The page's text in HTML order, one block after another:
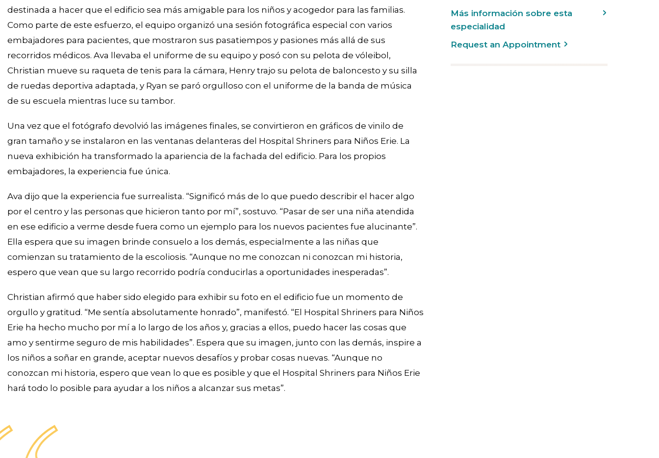
destinada a hacer que el edificio sea más amigable para los niños y acogedor para las familias.
Como parte de este esfuerzo, el equipo organizó una sesión fotográfica especial con varios
embajadores para pacientes, que mostraron sus pasatiempos y pasiones más allá de sus
recorridos médicos. Ava llevaba el uniforme de su equipo y posó con su pelota de vóleibol,
Christian mueve su raqueta de tenis para la cámara, Henry trajo su pelota de baloncesto y su silla
de ruedas deportiva adaptada, y Ryan se paró orgulloso con el uniforme de la banda de música
de su escuela mientras luce su tambor.
Una vez que el fotógrafo devolvió las imágenes finales, se convirtieron en gráficos de vinilo de
gran tamaño y se instalaron en las ventanas delanteras del Hospital Shriners para Niños Erie. La
nueva exhibición ha transformado la apariencia de la fachada del edificio. Para los propios
embajadores, la experiencia fue única.
Ava dijo que la experiencia fue surrealista. “Significó más de lo que puedo describir el hacer algo
por el centro y las personas que hicieron tanto por mí”, sostuvo. “Pasar de ser una niña atendida
en ese edificio a verme desde fuera como un ejemplo para los nuevos pacientes fue alucinante”.
Ella espera que su imagen brinde consuelo a los demás, especialmente a las niñas que
comienzan su tratamiento de la escoliosis. “Aunque no me conozcan ni conozcan mi historia,
espero que vean que su largo recorrido podría conducirlas a oportunidades inesperadas”.
Christian afirmó que haber sido elegido para exhibir su foto en el edificio fue un momento de
orgullo y gratitud. “Me sentía absolutamente honrado”, manifestó. “El Hospital Shriners para Niños
Erie ha hecho mucho por mí a lo largo de los años y, gracias a ellos, puedo hacer las cosas que
amo y sentirme seguro de mis habilidades”. Espera que su imagen, junto con las demás, inspire a
los niños a soñar en grande, aceptar nuevos desafíos y probar cosas nuevas. “Aunque no
conozcan mi historia, espero que vean lo que es posible y que el Hospital Shriners para Niños Erie
hará todo lo posible para ayudar a los niños a alcanzar sus metas”.
Más información sobre esta
especialidad
Request an Appointment